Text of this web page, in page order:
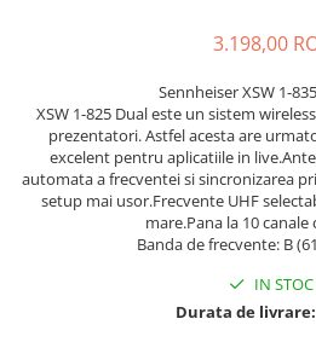
Microfoane
Accesorii de microfoane
Capsule de microfon
Case-uri de microfoane
Microfoane de broadcast
3.198,00
Sennheiser XSW 1-
XSW 1-825 Dual este un sistem
prezentatori. Astfel acesta are
excelent pentru aplicatiile in
automata a frecventei si sincronizarea
setup mai usor.Frecvente UHF
mare.Pana la 10
Banda de frecvente: B
IN STOC
Durata de livrare: